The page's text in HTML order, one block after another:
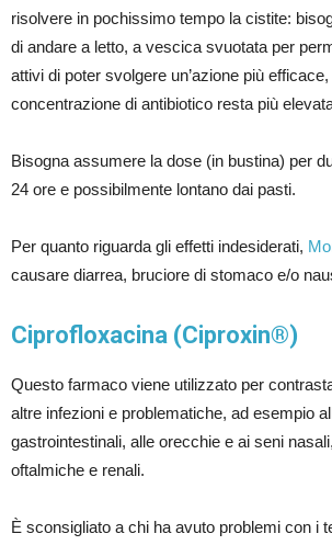
risolvere in pochissimo tempo la cistite:
di andare a letto, a vescica svuotata per
attivi di poter svolgere un’azione più
concentrazione di antibiotico resta più
Bisogna assumere la dose (in bustina) per
24 ore e possibilmente lontano dai pasti.
Per quanto riguarda gli effetti indesiderati,
causare diarrea, bruciore di stomaco e/o
Ciprofloxacina (Ciproxin®)
Questo farmaco viene utilizzato per
altre infezioni e problematiche, ad esempio
gastrointestinali, alle orecchie e ai seni
oftalmiche e renali.
È sconsigliato a chi ha avuto problemi con i